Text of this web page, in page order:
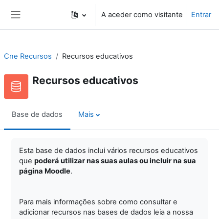
A aceder como visitante Entrar
Cne Recursos Recursos educativos
Recursos educativos
Base de dados Mais
Esta base de dados inclui vários recursos educativos
que poderá utilizar nas suas aulas ou incluir na sua
página Moodle.
Para mais informações sobre como consultar e
adicionar recursos nas bases de dados leia a nossa